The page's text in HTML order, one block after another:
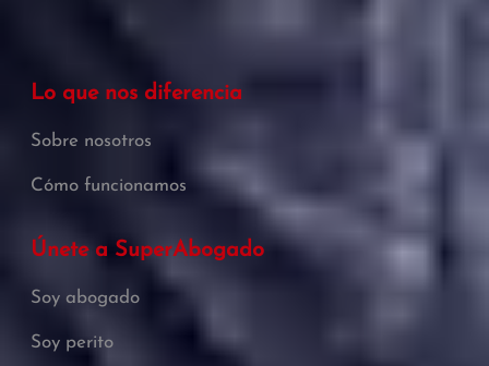
Lo que nos diferencia
Sobre nosotros
Cómo funcionamos
Únete a SuperAbogado
Soy abogado
Soy perito